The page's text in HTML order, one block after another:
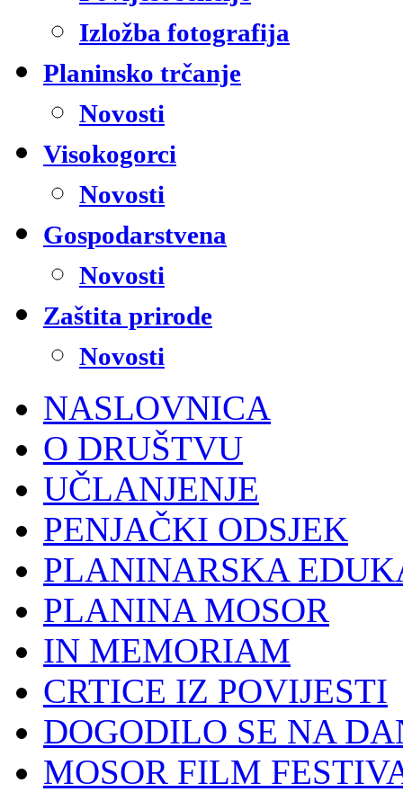
Izložba fotografija
Planinsko trčanje
Novosti
Visokogorci
Novosti
Gospodarstvena
Novosti
Zaštita prirode
Novosti
NASLOVNICA
O DRUŠTVU
UČLANJENJE
PENJAČKI ODSJEK
PLANINARSKA
PLANINA MOSOR
IN MEMORIAM
CRTICE IZ POVIJESTI
DOGODILO SE NA
MOSOR FILM